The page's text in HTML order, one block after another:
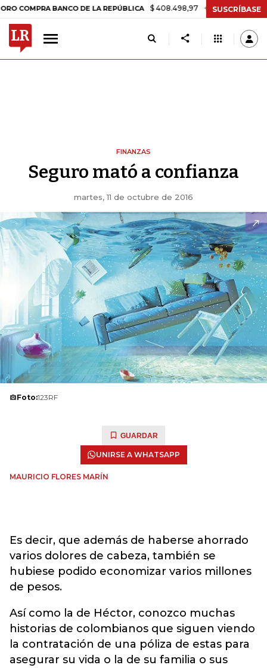
BANCO DE LA REPÚBLICA $ 408.498,97 +$ 8.753,81 +2,19%
SUSCRÍBASE
FINANZAS
Seguro mató a confianza
martes, 11 de octubre de 2016
Foto:123RF
GUARDAR
UNIRSE A WHATSAPP
MAURICIO FLORES MARÍN
Es decir, que además de haberse ahorrado
varios dolores de cabeza, también se
hubiese podido economizar varios millones
de pesos.
Así como la de Héctor, conozco muchas
historias de colombianos que siguen viendo
la contratación de una póliza de estas para
asegurar su vida o la de su familia o sus